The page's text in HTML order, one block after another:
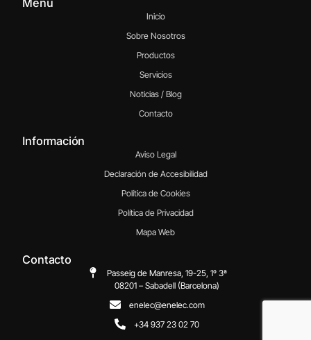
Menú
Inicio
Sobre Nosotros
Productos
Servicios
Noticias / Blog
Contacto
Información
Aviso Legal
Declaración de Accesibilidad
Política de Cookies
Política de Privacidad
Mapa Web
Contacto
Passeig de Manresa, 19-25, 1º 3ª
08201 – Sabadell (Barcelona)
enelec@enelec.com
+34 937 23 02 70